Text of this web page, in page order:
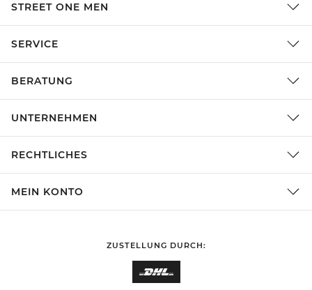
STREET ONE MEN
SERVICE
BERATUNG
UNTERNEHMEN
RECHTLICHES
MEIN KONTO
ZUSTELLUNG DURCH: